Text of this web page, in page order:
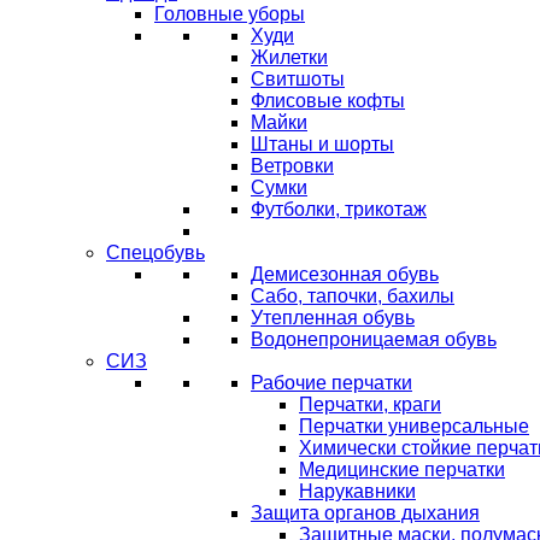
Головные уборы
Худи
Жилетки
Свитшоты
Флисовые кофты
Майки
Штаны и шорты
Ветровки
Сумки
Футболки, трикотаж
Спецобувь
Демисезонная обувь
Сабо, тапочки, бахилы
Утепленная обувь
Водонепроницаемая обувь
СИЗ
Рабочие перчатки
Перчатки, краги
Перчатки универсальные
Химически стойкие
Медицинские перчатки
Нарукавники
Защита органов дыхания
Защитные маски,